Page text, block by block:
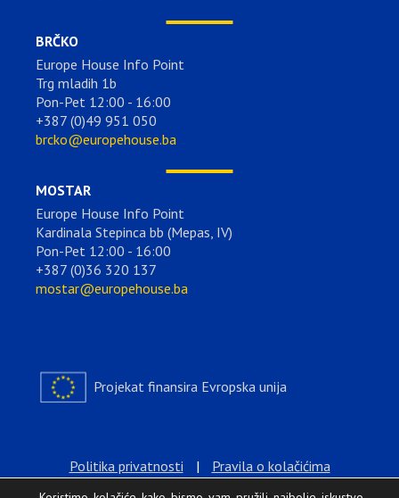
BRČKO
Europe House Info Point
Trg mladih 1b
Pon-Pet 12:00 - 16:00
+387 (0)49 951 050
brcko@europehouse.ba
MOSTAR
Europe House Info Point
Kardinala Stepinca bb (Mepas, IV)
Pon-Pet 12:00 - 16:00
+387 (0)36 320 137
mostar@europehouse.ba
Projekat finansira Evropska unija
Politika privatnosti | Pravila o kolačićima